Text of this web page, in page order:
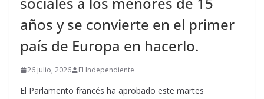
años y se convierte en el primer
país de Europa en hacerlo.
26 julio, 2026 El Independiente
El Parlamento francés ha aprobado este martes